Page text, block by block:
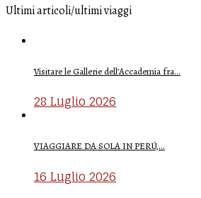
Ultimi articoli/ultimi viaggi
Visitare le Gallerie dell’Accademia fra…
28 Luglio 2026
VIAGGIARE DA SOLA IN PERÚ,…
16 Luglio 2026